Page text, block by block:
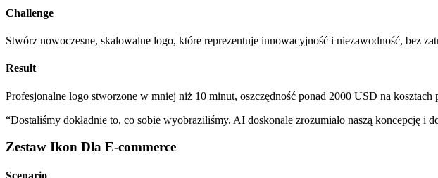
Challenge
Stwórz nowoczesne, skalowalne logo, które reprezentuje innowacyjność i niezawodność, bez
Result
Profesjonalne logo stworzone w mniej niż 10 minut, oszczędność ponad 2000 USD na
“Dostaliśmy dokładnie to, co sobie wyobraziliśmy. AI doskonale zrozumiało naszą koncepcję i
Zestaw Ikon Dla E-commerce